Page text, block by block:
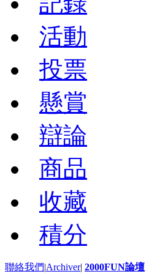
活動
投票
懸賞
辯論
商品
收藏
積分
聯絡我們|Archiver| 2000FUN論壇